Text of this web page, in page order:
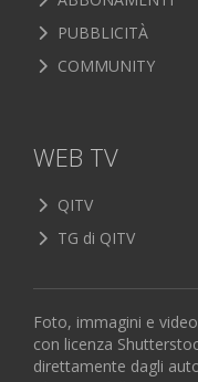
PUBBLICITÀ
COMMUNITY
WEB TV
QITV
TG di QITV
Foto, immagini e
con licenza
direttamente dagli